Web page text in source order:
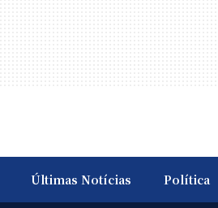
Últimas Notícias Política